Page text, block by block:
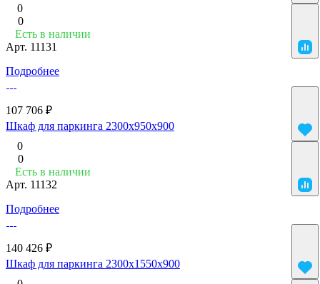
0
0
Есть в наличии
Арт. 11131
Подробнее
107 706 ₽
Шкаф для паркинга 2300x950x900
0
0
Есть в наличии
Арт. 11132
Подробнее
140 426 ₽
Шкаф для паркинга 2300x1550x900